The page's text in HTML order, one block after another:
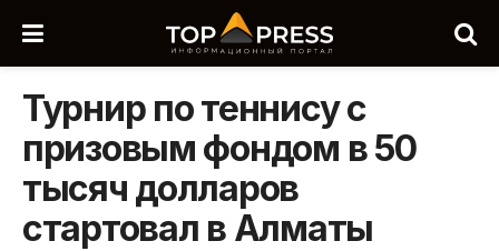
Турнир по теннису с
призовым фондом в 50
тысяч долларов
стартовал в Алматы